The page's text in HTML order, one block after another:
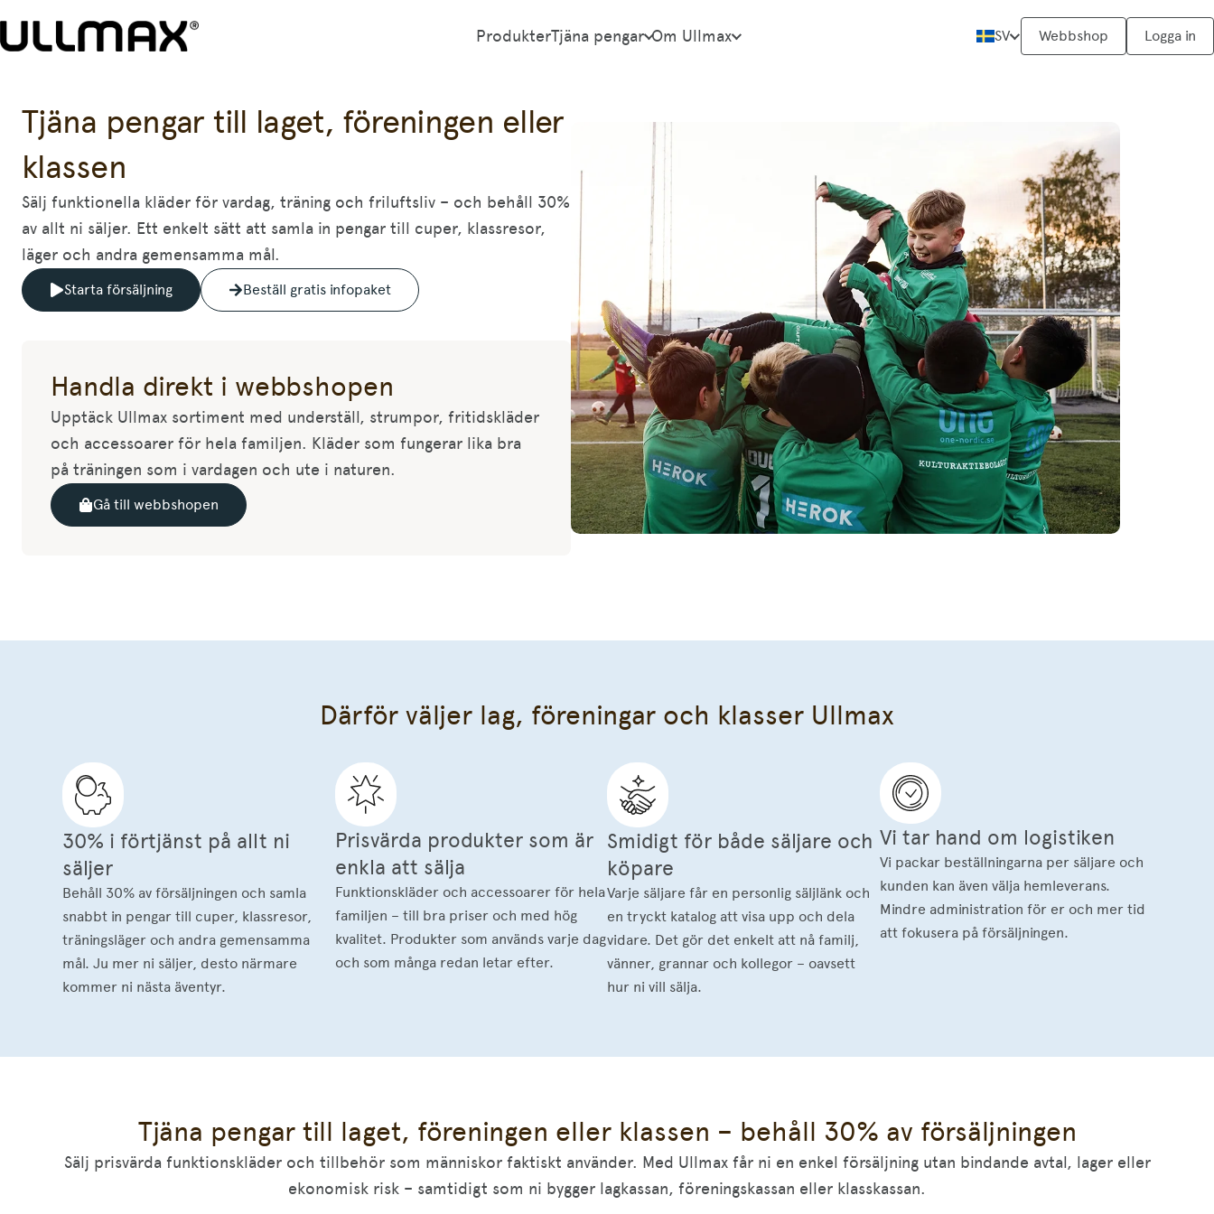
ProdukterTjäna pengar Om Ullmax SV Webbshop Logga in
Tjäna pengar till laget, föreningen eller
klassen
Sälj funktionella kläder för vardag, träning och friluftsliv – och behåll 30%
av allt ni säljer. Ett enkelt sätt att samla in pengar till cuper, klassresor,
läger och andra gemensamma mål.
Starta försäljning Beställ gratis infopaket
Handla direkt i webbshopen
Upptäck Ullmax sortiment med underställ, strumpor, fritidskläder
och accessoarer för hela familjen. Kläder som fungerar lika bra
på träningen som i vardagen och ute i naturen.
Gå till webbshopen
Därför väljer lag, föreningar och klasser Ullmax
30% i förtjänst på allt ni
säljer
Behåll 30% av försäljningen och samla
snabbt in pengar till cuper, klassresor,
träningsläger och andra gemensamma
mål. Ju mer ni säljer, desto närmare
kommer ni nästa äventyr.
Prisvärda produkter som är
enkla att sälja
Funktionskläder och accessoarer för hela
familjen – till bra priser och med hög
kvalitet. Produkter som används varje dag
och som många redan letar efter.
Smidigt för både säljare och
köpare
Varje säljare får en personlig säljlänk och
en tryckt katalog att visa upp och dela
vidare. Det gör det enkelt att nå familj,
vänner, grannar och kollegor – oavsett
hur ni vill sälja.
Vi tar hand om logistiken
Vi packar beställningarna per säljare och
kunden kan även välja hemleverans.
Mindre administration för er och mer tid
att fokusera på försäljningen.
Tjäna pengar till laget, föreningen eller klassen – behåll 30% av försäljningen
Sälj prisvärda funktionskläder och tillbehör som människor faktiskt använder. Med Ullmax får ni en enkel försäljning utan bindande avtal, lager eller
ekonomisk risk – samtidigt som ni bygger lagkassan, föreningskassan eller klasskassan.